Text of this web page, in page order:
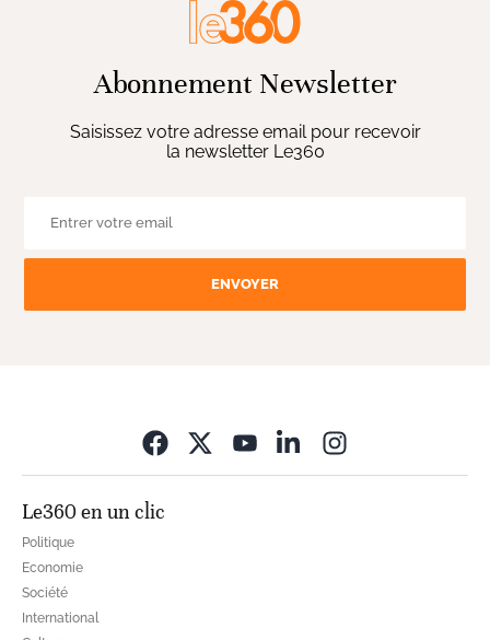
Abonnement Newsletter
Saisissez votre adresse email pour recevoir
la newsletter Le360
ENVOYER
Le360 en un clic
Politique
Economie
Société
International